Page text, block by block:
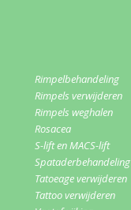
Rimpelbehandeling
Rimpels verwijderen
Rimpels weghalen
Rosacea
S-lift en MACS-lift
Spataderbehandeling
Tatoeage verwijderen
Tattoo verwijderen